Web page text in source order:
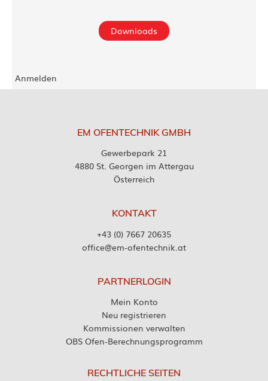
Downloads
Anmelden
EM OFENTECHNIK GMBH
Gewerbepark 21
4880 St. Georgen im Attergau
Österreich
KONTAKT
+43 (0) 7667 20635
office@em-ofentechnik.at
PARTNERLOGIN
Mein Konto
Neu registrieren
Kommissionen verwalten
OBS Ofen-Berechnungsprogramm
RECHTLICHE SEITEN